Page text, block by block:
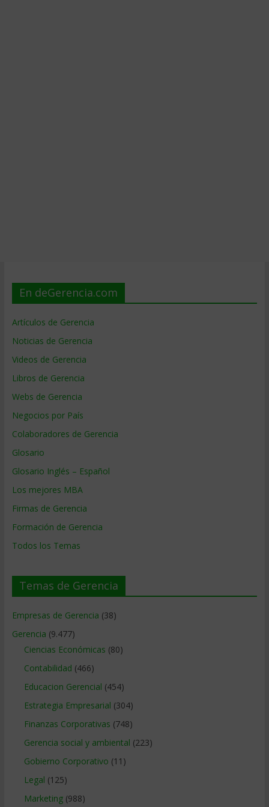
En deGerencia.com
Artículos de Gerencia
Noticias de Gerencia
Videos de Gerencia
Libros de Gerencia
Webs de Gerencia
Negocios por País
Colaboradores de Gerencia
Glosario
Glosario Inglés – Español
Los mejores MBA
Firmas de Gerencia
Formación de Gerencia
Todos los Temas
Temas de Gerencia
Empresas de Gerencia (38)
Gerencia (9.477)
Ciencias Económicas (80)
Contabilidad (466)
Educacion Gerencial (454)
Estrategia Empresarial (304)
Finanzas Corporativas (748)
Gerencia social y ambiental (223)
Gobierno Corporativo (11)
Legal (125)
Marketing(988)